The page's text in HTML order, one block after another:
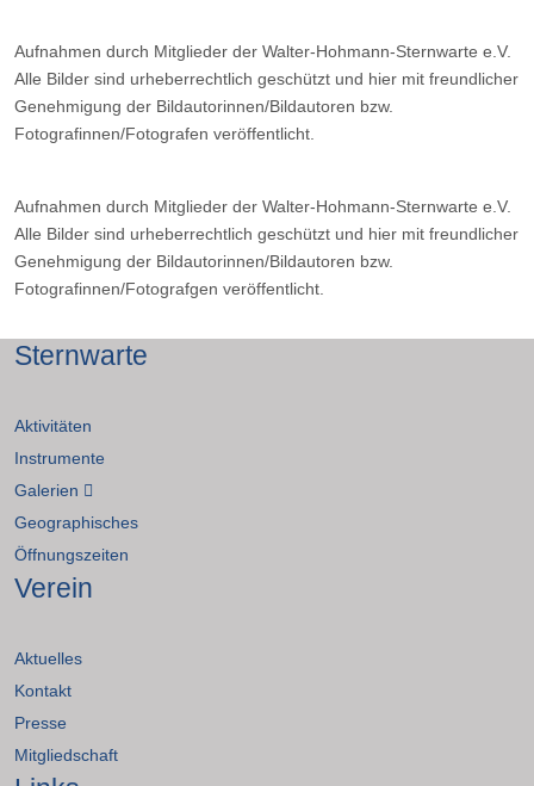
Aufnahmen durch Mitglieder der Walter-Hohmann-Sternwarte e.V.
Alle Bilder sind urheberrechtlich geschützt und hier mit freundlicher
Genehmigung der Bildautorinnen/Bildautoren bzw.
Fotografinnen/Fotografen veröffentlicht.
Aufnahmen durch Mitglieder der Walter-Hohmann-Sternwarte e.V.
Alle Bilder sind urheberrechtlich geschützt und hier mit freundlicher
Genehmigung der Bildautorinnen/Bildautoren bzw.
Fotografinnen/Fotografgen veröffentlicht.
Sternwarte
Aktivitäten
Instrumente
Galerien
Geographisches
Öffnungszeiten
Verein
Aktuelles
Kontakt
Presse
Mitgliedschaft